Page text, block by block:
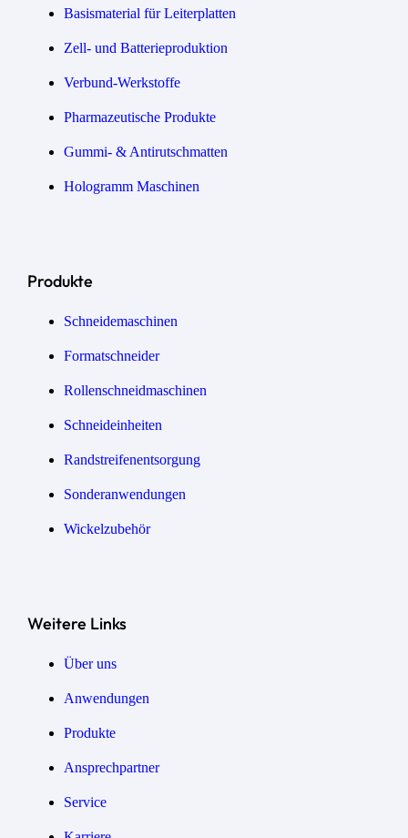
Basismaterial für Leiterplatten
Zell- und Batterieproduktion
Verbund-Werkstoffe
Pharmazeutische Produkte
Gummi- & Antirutschmatten
Hologramm Maschinen
Produkte
Schneidemaschinen
Formatschneider
Rollenschneidmaschinen
Schneideinheiten
Randstreifen­entsorgung
Sonder­anwendungen
Wickel­zubehör
Weitere Links
Über uns
Anwendungen
Produkte
Ansprechpartner
Service